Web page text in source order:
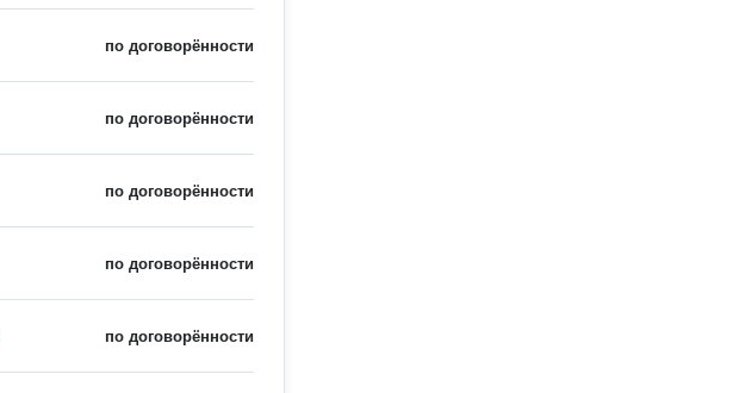
по договорённости
по договорённости
по договорённости
по договорённости
по договорённости